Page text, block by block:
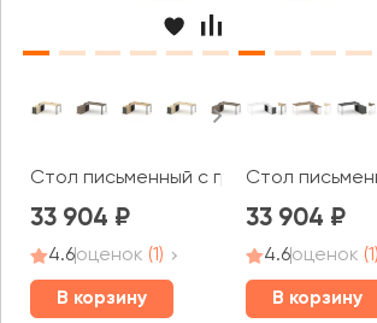
Стол письменный с греденцией
33 904
4.6оценок (1)
В корзину
Стол
33 904
4.6оценок (1)
В корзину